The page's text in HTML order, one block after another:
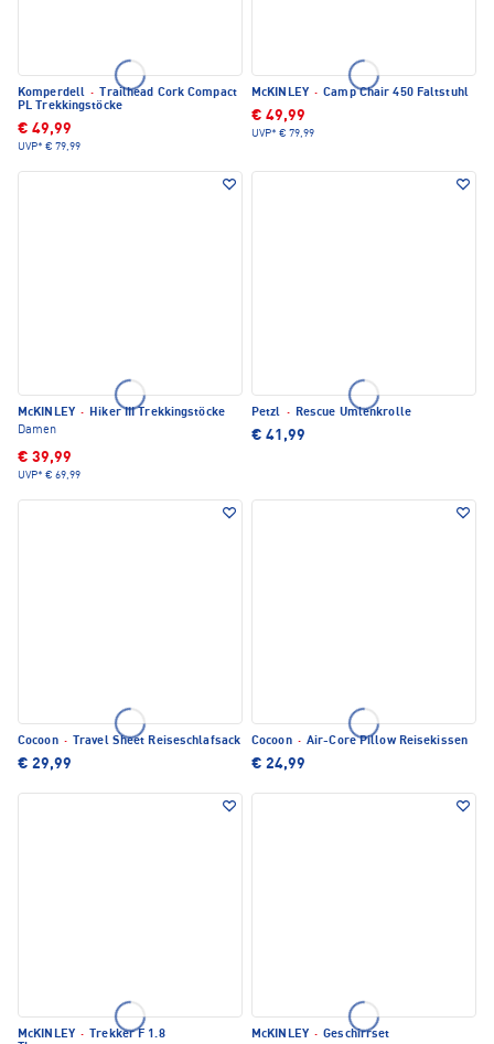
Komperdell ·
Trailhead Cork Compact
PL Trekkingstöcke
€ 49,99
UVP* € 79,99
McKINLEY · Camp Chair 450 Faltstuhl
€ 49,99
UVP* € 79,99
McKINLEY · Hiker III Trekkingstöcke
Damen
€ 39,99
UVP* € 69,99
Petzl · Rescue Umlenkrolle
€ 41,99
Cocoon · Travel Sheet Reiseschlafsack
€ 29,99
Cocoon · Air-Core Pillow Reisekissen
€ 24,99
McKINLEY ·
Trekker F 1.8
McKINLEY · Geschirrset